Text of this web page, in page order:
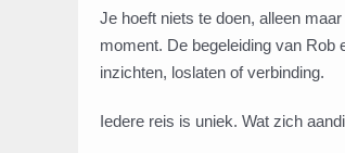
Je hoeft niets te doen, alleen
moment. De begeleiding van Rob
inzichten, loslaten of verbinding.
Iedere reis is uniek. Wat zich